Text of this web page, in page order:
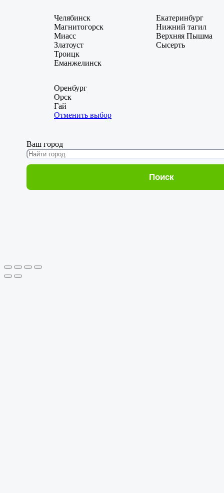
Челябинск
Магнитогорск
Миасс
Златоуст
Троицк
Еманжелинск
Екатеринбург
Нижний тагил
Верхняя Пышма
Сысерть
Оренбург
Орск
Гай
Отменить выбор
Ваш город
Поиск